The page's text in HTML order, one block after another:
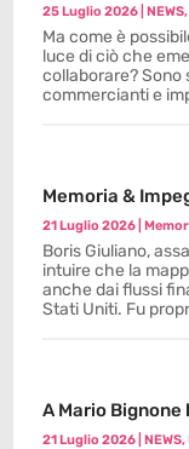
25 Luglio 2026 |NEWS
Ma come è
luce di ciò che
collaborare? Sono
commercianti e
Memoria &
21 Luglio 2026 |
Boris Giuliano,
intuire che la
anche dai flussi
Stati Uniti. Fu
A Mario
21 Luglio 2026 |NEWS,